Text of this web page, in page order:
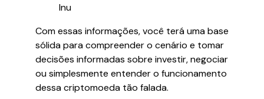
Inu
Com essas informações, você terá uma base
sólida para compreender o cenário e tomar
decisões informadas sobre investir, negociar
ou simplesmente entender o funcionamento
dessa criptomoeda tão falada.